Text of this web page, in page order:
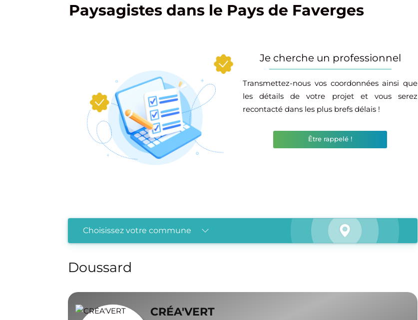
Paysagistes dans le Pays de Faverges
Je cherche un professionnel
Transmettez-nous vos coordonnées ainsi que
les détails de votre projet et vous serez
recontacté dans les plus brefs délais !
Être rappelé !
Choisissez votre commune
Doussard
CRÉA'VERT